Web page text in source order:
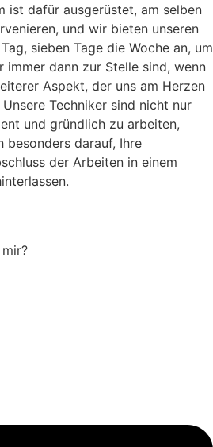
ist dafür ausgerüstet, am selben
und wir bieten unseren
sieben Tage die Woche an, um
immer dann zur Stelle sind, wenn
Aspekt, der uns am Herzen
Techniker sind nicht nur
und gründlich zu arbeiten,
besonders darauf, Ihre
der Arbeiten in einem